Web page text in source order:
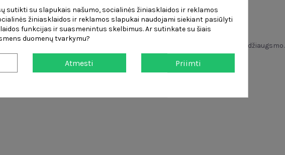
ryškių spalvų dažais, kurie patiks kiekvienam vartotojui ir suteiks daug džiaugsmo.
sutikti su slapukais našumo, socialinės žiniasklaidos ir reklamos
žiniasklaidos ir reklamos slapukai naudojami siekiant pasiūlyti
funkcijas ir suasmenintus skelbimus. Ar sutinkate su šiais
duomenų tvarkymu?
Atmesti Priimti